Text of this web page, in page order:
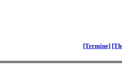
[Termine]